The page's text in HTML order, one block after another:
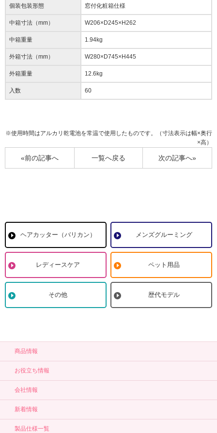
個装包装形態 窓付化粧箱仕様
中箱寸法（mm） W206×D245×H262
中箱重量 1.94kg
外箱寸法（mm） W280×D745×H445
外箱重量 12.6kg
入数 60
※使用時間はアルカリ乾電池を常温で使用したものです。（寸法表示は幅×奥行
×高）
«前の記事へ 次の記事へ»
一覧へ戻る
ヘアカッター（バリカン） メンズグルーミング
レディースケア ペット用品
その他 歴代モデル
商品情報
お役立ち情報
会社情報
新着情報
製品仕様一覧